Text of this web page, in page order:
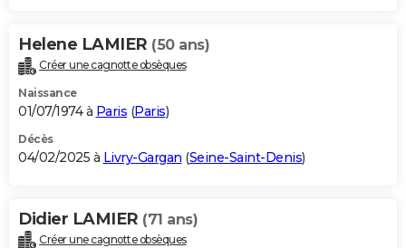
Helene LAMIER (50 ans)
Créer une cagnotte obsèques
Naissance
01/07/1974 à Paris (Paris)
Décès
04/02/2025 à Livry-Gargan (Seine-Saint-Denis)
Didier LAMIER (71 ans)
Créer une cagnotte obsèques